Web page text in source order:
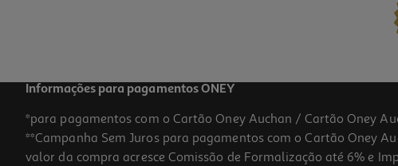
Informações para pagamentos ONEY
*para pagamentos com o Cartão Oney Auchan / Cartão Oney
**Campanha Sem Juros para pagamentos com o Cartão Oney
valor da compra acresce Comissão de Formalização até 6% e